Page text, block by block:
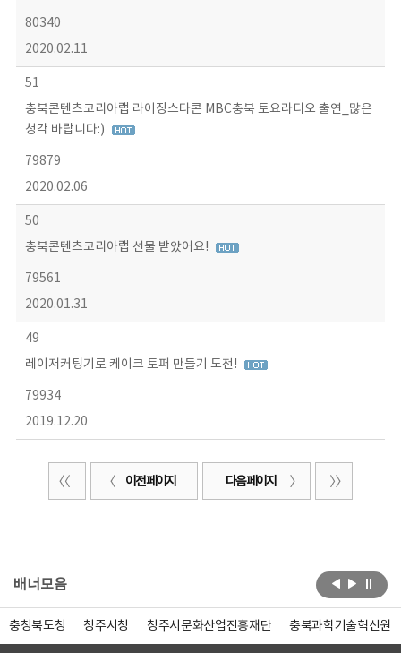
80340
2020.02.11
51
충북콘텐츠코리아랩 라이징스타콘 MBC충북 토요라디오 출연_많은
청각 바랍니다:)
79879
2020.02.06
50
충북콘텐츠코리아랩 선물 받았어요!
79561
2020.01.31
49
레이저커팅기로 케이크 토퍼 만들기 도전!
79934
2019.12.20
이전 페이지 다음 페이지
배너모음
충청북도청 청주시청 청주시문화산업진흥재단 충북과학기술혁신원